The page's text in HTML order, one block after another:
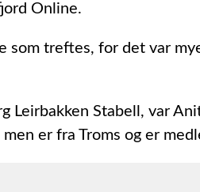
Online.
som treftes, for det var
Leirbakken Stabell, var
er fra Troms og er